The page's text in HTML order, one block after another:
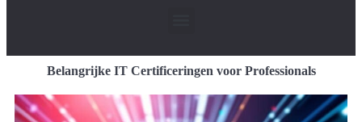
Belangrijke IT Certificeringen voor Professionals